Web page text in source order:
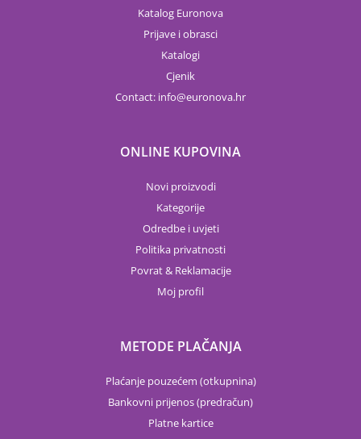
Katalog Euronova
Prijave i obrasci
Katalogi
Cjenik
Contact: info euronova.hr
ONLINE KUPOVINA
Novi proizvodi
Kategorije
Odredbe i uvjeti
Politika privatnosti
Povrat & Reklamacije
Moj profil
METODE PLAČANJA
Plaćanje pouzećem (otkupnina)
Bankovni prijenos (predračun)
Platne kartice